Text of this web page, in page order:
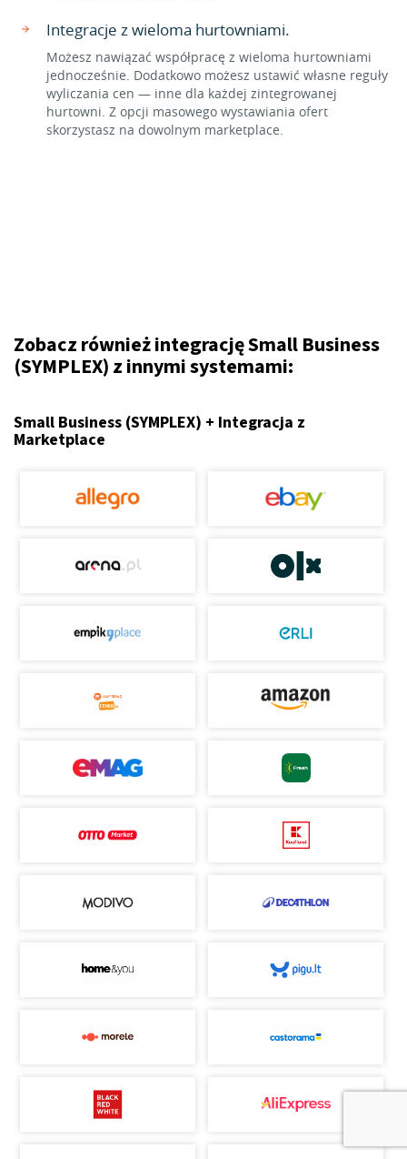
Integracje z wieloma hurtowniami.
Możesz nawiązać współpracę z wieloma hurtowniami
jednocześnie. Dodatkowo możesz ustawić własne reguły
wyliczania cen — inne dla każdej zintegrowanej
hurtowni. Z opcji masowego wystawiania ofert
skorzystasz na dowolnym marketplace.
Zobacz również integrację Small Business
(SYMPLEX) z innymi systemami:
Small Business (SYMPLEX) + Integracja z
Marketplace